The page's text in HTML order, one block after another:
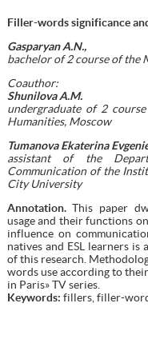
Filler-words significance
Gasparyan A.N.,
bachelor of 2 course of the
Coauthor:
Shunilova A.M.
undergraduate of 2
Humanities, Moscow
Tumanova Ekaterina
assistant of the
Communication of the
City University
Annotation.This paper
usage and their functions
influence on
natives and ESL learners
of this research.
words use according to
in Paris» TV series.
Keywords: fillers, filler-